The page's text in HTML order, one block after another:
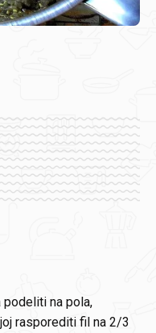
podeliti na pola,
rasporediti fil na 2/3